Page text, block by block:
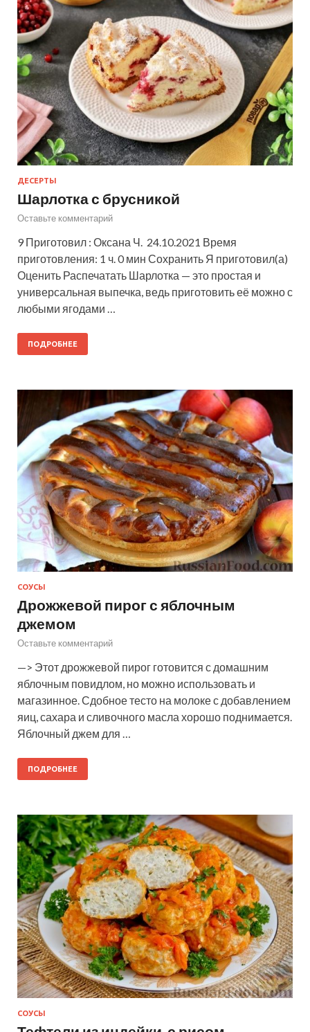
ДЕСЕРТЫ
Шарлотка с брусникой
Оставьте комментарий
9 Приготовил : Оксана Ч. 24.10.2021 Время
приготовления: 1 ч. 0 мин Сохранить Я приготовил(а)
Оценить Распечатать Шарлотка — это простая и
универсальная выпечка, ведь приготовить её можно с
любыми ягодами …
ПОДРОБНЕЕ
СОУСЫ
Дрожжевой пирог с яблочным
джемом
Оставьте комментарий
—> Этот дрожжевой пирог готовится с домашним
яблочным повидлом, но можно использовать и
магазинное. Сдобное тесто на молоке с добавлением
яиц, сахара и сливочного масла хорошо поднимается.
Яблочный джем для …
ПОДРОБНЕЕ
СОУСЫ